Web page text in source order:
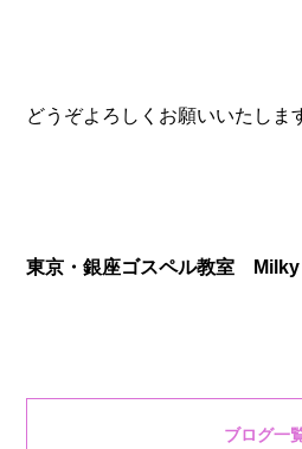
どうぞよろしくお願いいたしま
東京・銀座ゴスペル教室
ブログ一